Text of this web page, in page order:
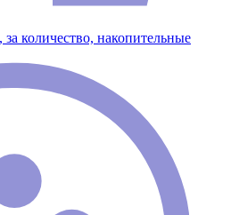
количество, накопительные